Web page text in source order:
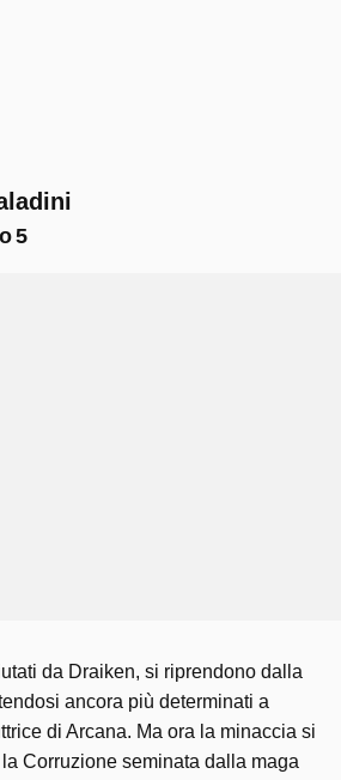
5
da Draiken, si riprendono dalla
ancora più determinati a
di Arcana. Ma ora la minaccia si
Corruzione seminata dalla maga